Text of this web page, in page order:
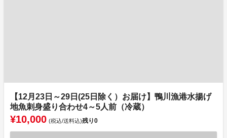
【12月23日～29日(25日除く）お届け】鴨川漁港水揚げ
地魚刺身盛り合わせ4～5人前（冷蔵）
¥10,000 (税込/送料込)残り0